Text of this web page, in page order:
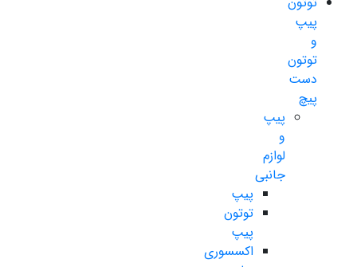
پیپ
و
توتون
دست
پیچ
پیپ
و
لوازم
جانبی
پیپ
توتون
پیپ
اکسسوری